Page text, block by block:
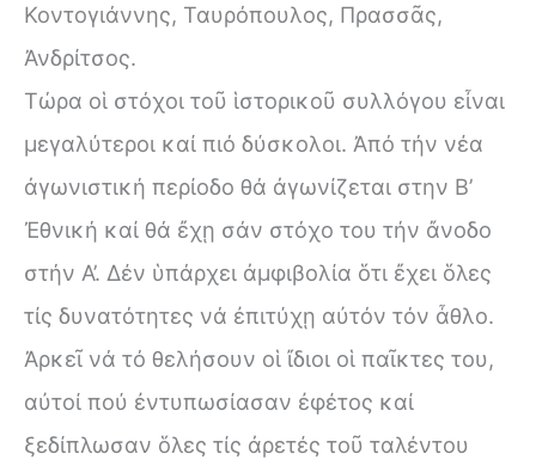
Κοντογιάννης, Ταυρόπουλος, Πρασσᾶς,
Ἀνδρίτσος.
Τώρα οἱ στόχοι τοῦ ἱστορικοῦ συλλόγου εἶναι
μεγαλύτεροι καί πιό δύσκολοι. Ἀπό τήν νέα
ἀγωνιστική περίοδο θά ἀγωνίζεται στην Β’
Ἐθνική καί θά ἔχῃ σάν στόχο του τήν ἄνοδο
στήν Α’. Δέν ὑπάρχει ἀμφιβολία ὅτι ἔχει ὅλες
τίς δυνατότητες νά ἐπιτύχῃ αὐτόν τόν ἆθλο.
Ἀρκεῖ νά τό θελήσουν οἱ ἴδιοι οἱ παῖκτες του,
αὐτοί πού ἐντυπωσίασαν ἐφέτος καί
ξεδίπλωσαν ὅλες τίς ἀρετές τοῦ ταλέντου